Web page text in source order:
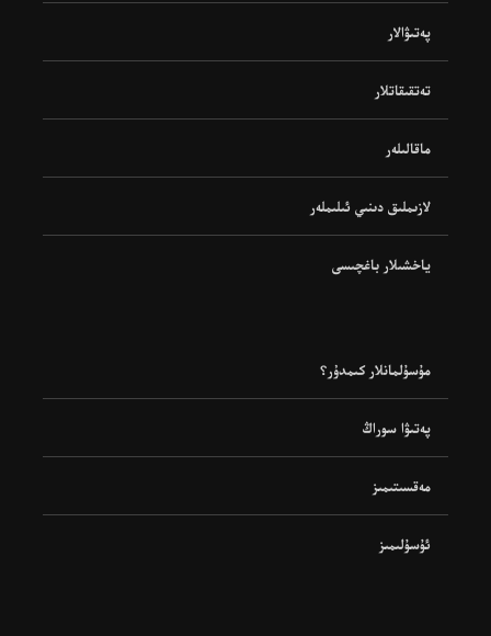
پەتىۋالار
تەتقىقاتلار
ماقالىلەر
لازىملىق دىنىي ئىلىملەر
ياخشىلار باغچىسى
مۇسۇلمانلار كىمدۇر؟
پەتىۋا سوراڭ
مەقسىتىمىز
ئۇسۇلىمىز